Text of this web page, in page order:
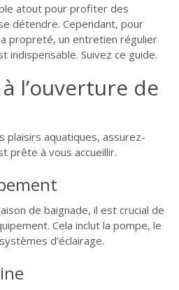
atout pour profiter des
détendre. Cependant, pour
propreté, un entretien régulier
indispensable. Suivez ce guide.
l’ouverture de
plaisirs aquatiques, assurez-
prête à vous accueillir.
de baignade, il est crucial de
Cela inclut la pompe, le
d’éclairage.